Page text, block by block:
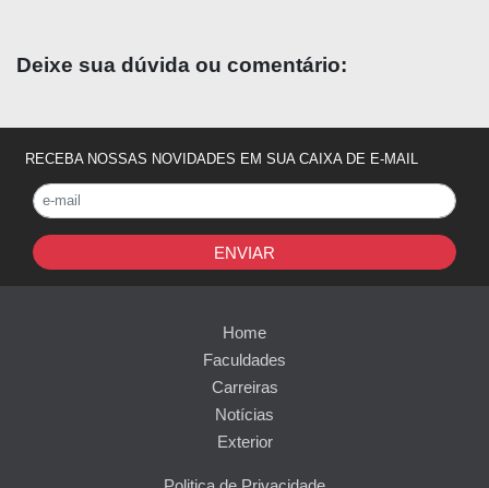
Deixe sua dúvida ou comentário:
RECEBA NOSSAS NOVIDADES EM SUA CAIXA DE E-MAIL
ENVIAR
Home
Faculdades
Carreiras
Notícias
Exterior